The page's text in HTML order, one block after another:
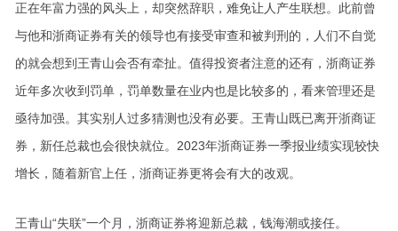
正在年富力强的风头上，却突然辞职，难免让人产生联想。此前曾
与他和浙商证券有关的领导也有接受审查和被判刑的，人们不自觉
的就会想到王青山会否有牵扯。值得投资者注意的还有，浙商证券
近年多次收到罚单，罚单数量在业内也是比较多的，看来管理还是
亟待加强。其实别人过多猜测也没有必要。王青山既已离开浙商证
券，新任总裁也会很快就位。2023年浙商证券一季报业绩实现较快
增长，随着新官上任，浙商证券更将会有大的改观。
王青山“失联”一个月，浙商证券将迎新总裁，钱海潮或接任。